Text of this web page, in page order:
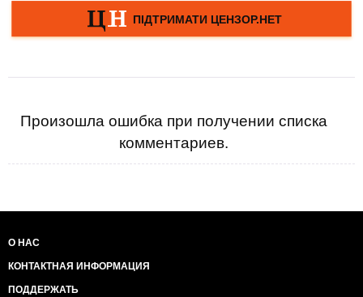
Произошла ошибка при получении списка
комментариев.
О НАС
КОНТАКТНАЯ ИНФОРМАЦИЯ
ПОДДЕРЖАТЬ